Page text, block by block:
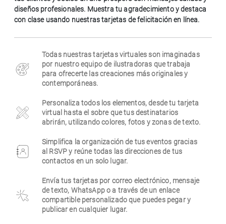
Cumpleaños
Empresa
diseños profesionales. Muestra tu agradecimiento y destaca
con clase usando nuestras tarjetas de felicitación en línea.
Todas nuestras tarjetas virtuales son imaginadas
por nuestro equipo de ilustradoras que trabaja
para ofrecerte las creaciones más originales y
contemporáneas.
Personaliza todos los elementos, desde tu tarjeta
virtual hasta el sobre que tus destinatarios
abrirán, utilizando colores, fotos y zonas de texto.
Simplifica la organización de tus eventos gracias
al RSVP y reúne todas las direcciones de tus
contactos en un solo lugar.
Envía tus tarjetas por correo electrónico, mensaje
de texto, WhatsApp o a través de un enlace
compartible personalizado que puedes pegar y
publicar en cualquier lugar.